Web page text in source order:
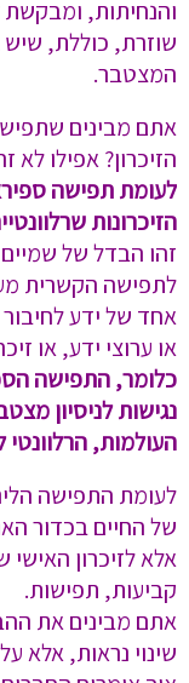
והנחיתות,
שוזרת, כוללת, שיש
המצטבר.
אתם מבינים
הזיכרון? אפילו לא
לעומת תפישה
הזיכרונות
זהו הבדל של
לתפישה הקשרית
אחד של ידע
או ערוצי ידע, או
כלומר, התפישה
נגישות לניסיון
העולמות, הרלוונטי
לעומת התפישה
של החיים בכדור
אלא לזיכרון
קביעות, תפישות.
אתם מבינים את
שינוי נראות, אלא